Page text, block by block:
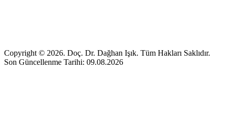
Copyright © 2026. Doç. Dr. Dağhan Işık. Tüm Hakları Saklıdır.
Son Güncellenme Tarihi: 09.08.2026